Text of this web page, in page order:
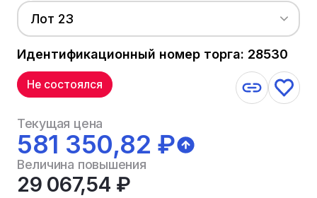
Лот 23
Идентификационный номер торга: 28530
Не состоялся
Текущая цена
581 350,82 ₽
Величина повышения
29 067,54 ₽